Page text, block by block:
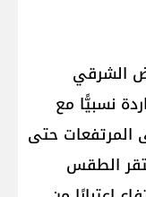
الشرقي
نسبيًّا مع
المرتفعات حتى
الطقس